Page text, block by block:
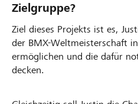
Zielgruppe?
Ziel dieses Projekts ist es,
der BMX-Weltmeisterschaft
ermöglichen und die dafür
decken.